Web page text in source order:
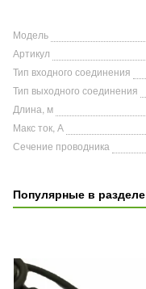
Модель
Артикул
Тип входного соединения
Тип выходного соединения
Длина, м
Макс ток, А
Сечение проводника
Популярные в разделе